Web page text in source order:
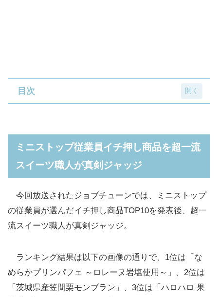
目次
イーツ職人が真剣ジャッジ
ミニストップ従業員イチ押し商品TOP10! 合
格・不合格 結果まとめ
～」【満場一致合格】(合格：7人、不合格：0人)
2位「茨城県産笠間栗モンブラン」【合格】(合
格：4人、不合格：3人)
場一致合格】(合格：7人、不合格：0人)
4位「ビターチョコモナカ」【合格】(合格：5
人、不合格：2人)
ミニストップ従業員イチ押し商品を超一流
スイーツ職人が真剣ジャッジ
今回放送されたジョブチューンでは、ミニストップ
の従業員が選んだイチ押し商品TOP10を発表後、超一
流スイーツ職人が真剣ジャッジ。
ランキング結果は以下の画像の通りで、1位は「な
めらかプリンパフェ ～ロレーヌ岩塩使用～」、2位は
「茨城県産笠間栗モンブラン」、3位は「ハロハロ 果